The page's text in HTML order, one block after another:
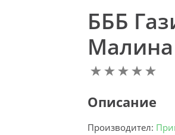
БББ
Описание
Производител: